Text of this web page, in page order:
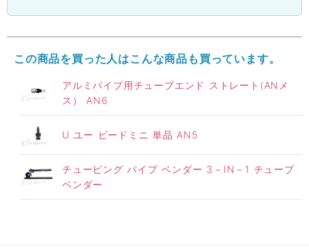
この商品を買った人はこんな商品も買っています。
アルミパイプ用チューブエンド ストレート(ANメ
ス） AN6
U ユー ビードミニ 単品 AN5
チュービング パイプ ベンダー 3－IN－1 チューブ
ベンダー